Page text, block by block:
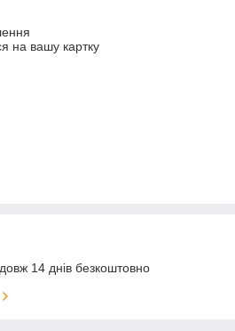
на вашу картку
14 днів безкоштовно